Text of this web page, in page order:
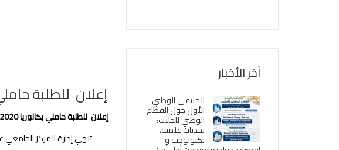
إعلان للطلبة حاملي بكالوريا 2020
إعلان للطلبة حاملي بكالوريا 2020
آخر الأخبار
الملتقى الوطني
الأول حول القطاع
الوطني للحليب:
تحديات علمية،
تكنولوجية و